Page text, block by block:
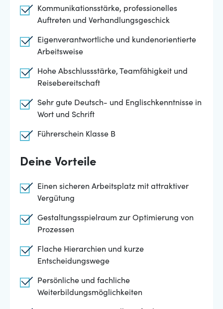
Kommunikationsstärke, professionelles
Auftreten und Verhandlungsgeschick
Eigenverantwortliche und kundenorientierte
Arbeitsweise
Hohe Abschlussstärke, Teamfähigkeit und
Reisebereitschaft
Sehr gute Deutsch- und Englischkenntnisse in
Wort und Schrift
Führerschein Klasse B
Deine Vorteile
Einen sicheren Arbeitsplatz mit attraktiver
Vergütung
Gestaltungsspielraum zur Optimierung von
Prozessen
Flache Hierarchien und kurze
Entscheidungswege
Persönliche und fachliche
Weiterbildungsmöglichkeiten